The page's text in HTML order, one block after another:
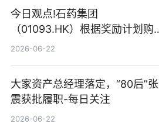
今日观点!石药集团
（01093.HK）根据奖励计划购
回580万股
2026-06-22
大家资产总经理落定，“80后”张
震获批履职-每日关注
2026-06-22